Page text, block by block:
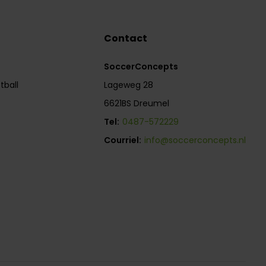
Contact
SoccerConcepts
Lageweg 28
6621BS Dreumel
Tel: 0487-572229
Courriel: info@soccerconcepts.nl